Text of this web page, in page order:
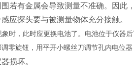
若有金属会导致测量不准确。因此
应探头要与被测量物体充分接触。
时，此时应更换电池了。电池位于仪器
零旋钮， 用平开小螺丝刀调节孔内电位器
损坏。